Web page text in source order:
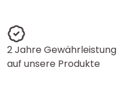
2 Jahre Gewährleistung
auf unsere Produkte